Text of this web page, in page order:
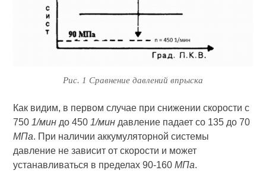
Рис. 1 Сравнение давлений впрыска
Как видим, в первом случае при снижении скорости с
750 1/мин до 450 1/мин давление падает со 135 до 70
МПа. При наличии аккумуляторной системы
давление не зависит от скорости и может
устанавливаться в пределах 90-160МПа.